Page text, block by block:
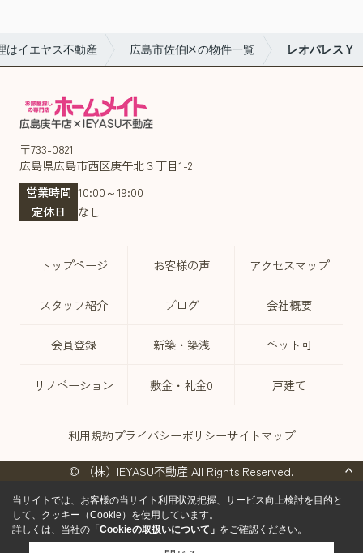
はイエヤス不動産 広島市佐伯区の物件一覧 レオパレスＹ
〒733-0821
広島県広島市西区庚午北３丁目1-2
営業時間 10:00～19:00
定休日
なし
トップページ お客様の声 アクセスマップ
スタッフ紹介 ブログ 会社概要
会員登録 新築・築浅 ペット可
リノベーション 敷金・礼金0 戸建て
利用規約プライバシーポリシーサイトマップ
© （株）IEYASU不動産 All Rights Reserved.
当サイトでは、お客様の当サイト利用状況把握、サービス向上検討を目的と
して、クッキー（Cookie）を使用しています。
詳しくは、当社の 「Cookieの取扱いについて」 をご確認ください。